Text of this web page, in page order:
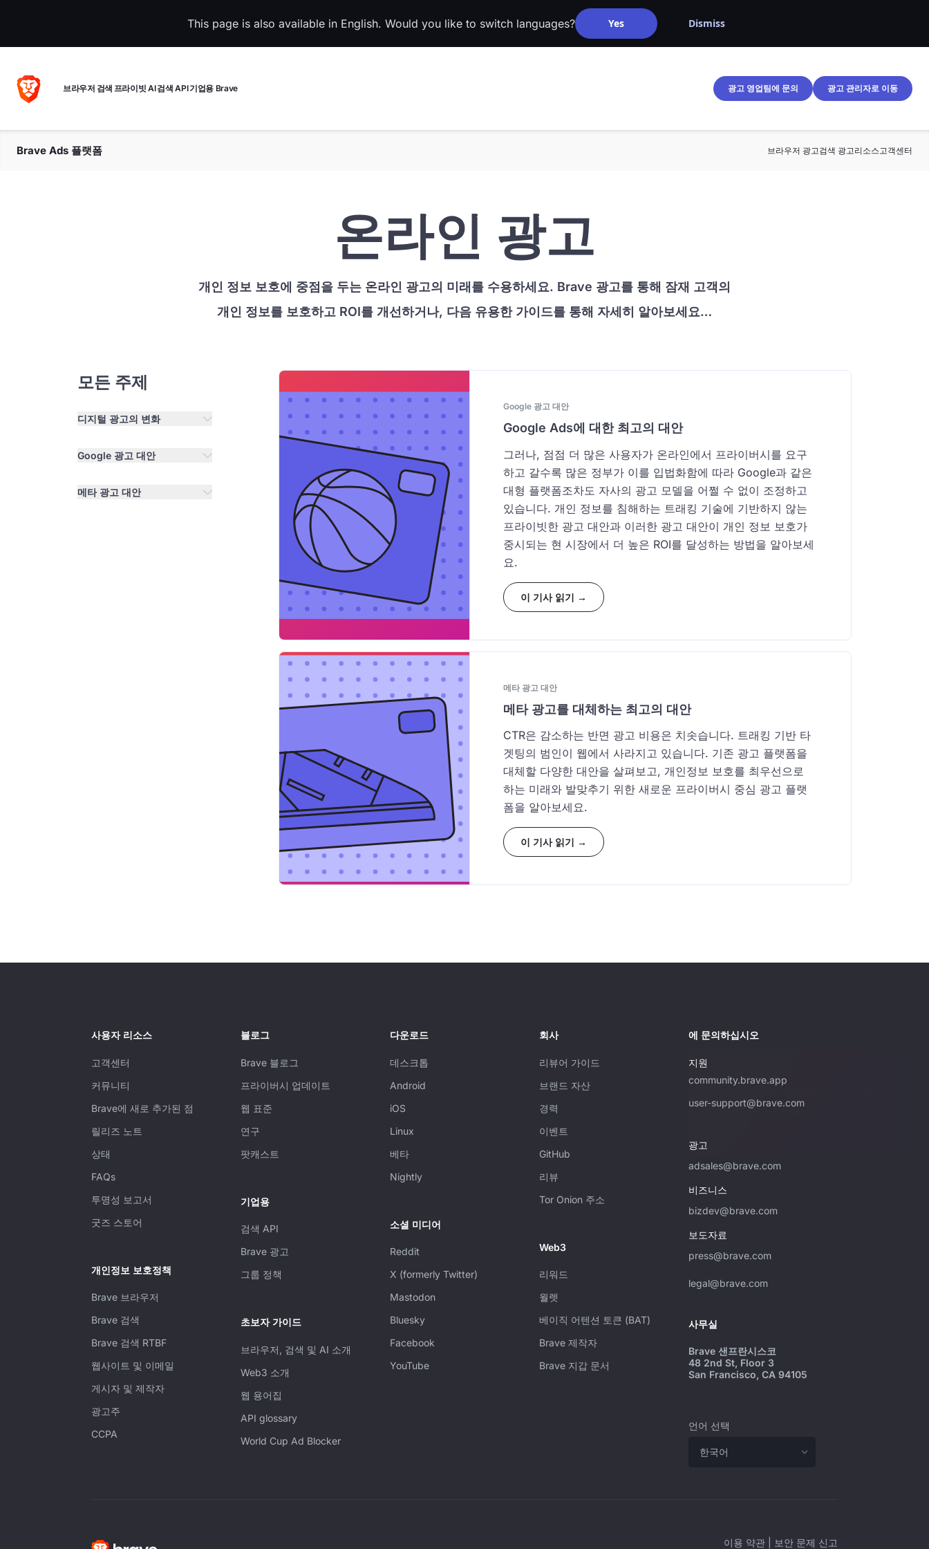
This page is also available in English. Would you like to switch languages? Yes Dismiss
브라우저 검색 프라이빗 AI검색 API기업용 Brave
Brave Ads 플랫폼 브라우저 광고검색 광고리소스고객센터
온라인 광고
개인 정보 보호에 중점을 두는 온라인 광고의 미래를 수용하세요. Brave 광고를 통해 잠재 고객의
개인 정보를 보호하고 ROI를 개선하거나, 다음 유용한 가이드를 통해 자세히 알아보세요…
모든 주제
디지털 광고의 변화
Google 광고 대안
메타 광고 대안
Google 광고 대안
Google Ads에 대한 최고의 대안
그러나, 점점 더 많은 사용자가 온라인에서 프라이버시를 요구
하고 갈수록 많은 정부가 이를 입법화함에 따라 Google과 같은
대형 플랫폼조차도 자사의 광고 모델을 어쩔 수 없이 조정하고
있습니다. 개인 정보를 침해하는 트래킹 기술에 기반하지 않는
프라이빗한 광고 대안과 이러한 광고 대안이 개인 정보 보호가
중시되는 현 시장에서 더 높은 ROI를 달성하는 방법을 알아보세
요.
이 기사 읽기 →
메타 광고 대안
메타 광고를 대체하는 최고의 대안
CTR은 감소하는 반면 광고 비용은 치솟습니다. 트래킹 기반 타
겟팅의 범인이 웹에서 사라지고 있습니다. 기존 광고 플랫폼을
대체할 다양한 대안을 살펴보고, 개인정보 보호를 최우선으로
하는 미래와 발맞추기 위한 새로운 프라이버시 중심 광고 플랫
폼을 알아보세요.
이 기사 읽기 →
사용자 리소스
고객센터
커뮤니티
Brave에 새로 추가된 점
릴리즈 노트
상태
FAQs
투명성 보고서
굿즈 스토어
개인정보 보호정책
Brave 브라우저
Brave 검색
Brave 검색 RTBF
웹사이트 및 이메일
게시자 및 제작자
광고주
CCPA
블로그
Brave 블로그
프라이버시 업데이트
웹 표준
연구
팟캐스트
기업용
검색 API
Brave 광고
그룹 정책
초보자 가이드
브라우저, 검색 및 AI 소개
Web3 소개
웹 용어집
API glossary
World Cup Ad Blocker
다운로드
데스크톱
Android
iOS
Linux
베타
Nightly
소셜 미디어
Reddit
X (formerly Twitter)
Mastodon
Bluesky
Facebook
YouTube
회사
리뷰어 가이드
브랜드 자산
경력
이벤트
GitHub
리뷰
Tor Onion 주소
Web3
리워드
월렛
베이직 어텐션 토큰 (BAT)
Brave 제작자
Brave 지갑 문서
에 문의하십시오
지원
community.brave.app
user-support@brave.com
광고
adsales@brave.com
하시면 community.brave.app을 방문해 주
비즈니스
bizdev@brave.com
보도자료
press@brave.com
legal@brave.com
사무실
Brave 샌프란시스코
48 2nd St, Floor 3
San Francisco, CA 94105
언어 선택
이용 약관 보안 문제 신고